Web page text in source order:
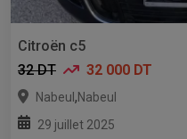
Citroën c5
32 DT
32 000 DT
Nabeul ,Nabeul
29 juillet 2025